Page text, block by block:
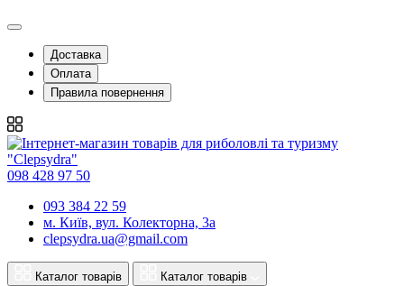
Доставка
Оплата
Правила повернення
098 428 97 50
093 384 22 59
м. Київ, вул. Колекторна, 3а
clepsydra.ua@gmail.com
Каталог товарів Каталог товарів